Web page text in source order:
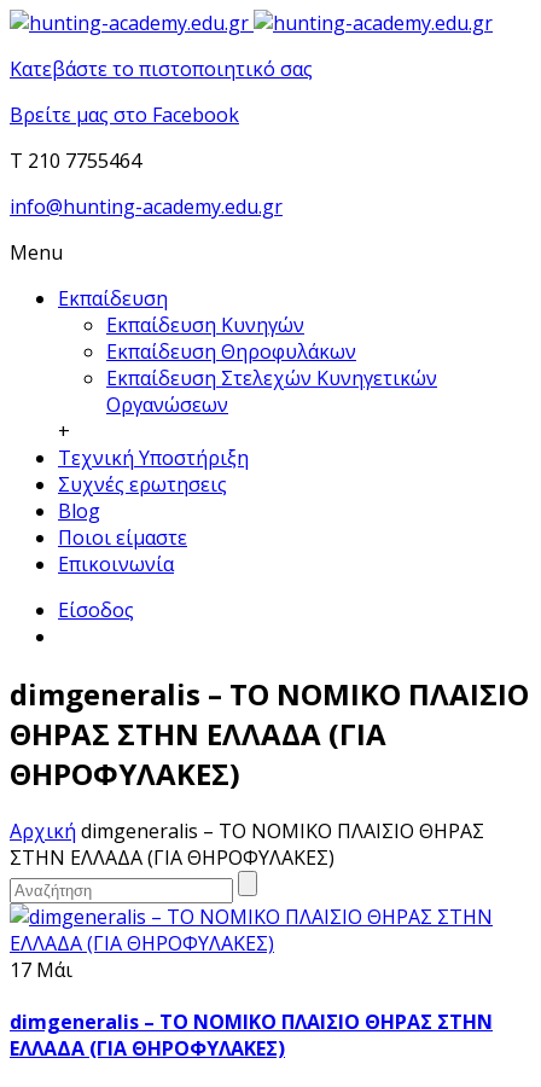
Κατεβάστε το πιστοποιητικό σας
Βρείτε μας στο Facebook
T 210 7755464
info@hunting-academy.edu.gr
Menu
Εκπαίδευση
Εκπαίδευση Κυνηγών
Εκπαίδευση Θηροφυλάκων
Εκπαίδευση Στελεχών Κυνηγετικών
Οργανώσεων
+
Τεχνική Υποστήριξη
Συχνές ερωτησεις
Blog
Ποιοι είμαστε
Επικοινωνία
Είσοδος
dimgeneralis – ΤΟ ΝΟΜΙΚΟ ΠΛΑΙΣΙΟ
ΘΗΡΑΣ ΣΤΗΝ ΕΛΛΑΔΑ (ΓΙΑ
ΘΗΡΟΦΥΛΑΚΕΣ)
Αρχική dimgeneralis – ΤΟ ΝΟΜΙΚΟ ΠΛΑΙΣΙΟ ΘΗΡΑΣ
ΣΤΗΝ ΕΛΛΑΔΑ (ΓΙΑ ΘΗΡΟΦΥΛΑΚΕΣ)
17 Μάι
dimgeneralis – ΤΟ ΝΟΜΙΚΟ ΠΛΑΙΣΙΟ ΘΗΡΑΣ ΣΤΗΝ
ΕΛΛΑΔΑ (ΓΙΑ ΘΗΡΟΦΥΛΑΚΕΣ)